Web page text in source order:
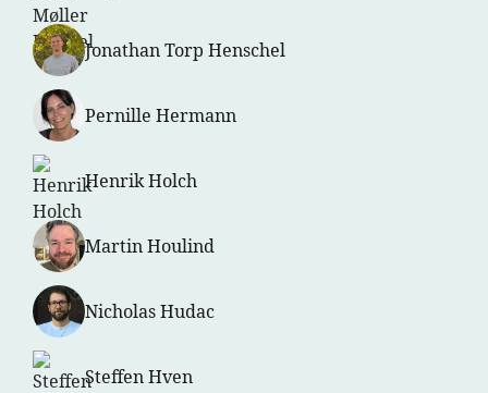
Jonathan Torp Henschel
Pernille Hermann
Henrik Holch
Martin Houlind
Nicholas Hudac
Steffen Hven